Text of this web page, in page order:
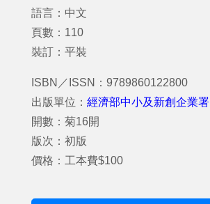
語言：中文
頁數：110
裝訂：平裝
ISBN／ISSN：9789860122800
出版單位： 經濟部中小及新創企業署
開數：菊16開
版次：初版
價格：工本費$100